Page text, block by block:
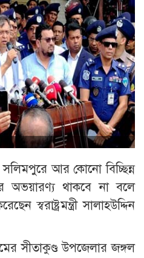
আর কোনো বিচ্ছিন্ন
অভয়ারণ্য থাকবে না বলে
স্বরাষ্ট্রমন্ত্রী সালাহউদ্দিন
সীতাকুণ্ড উপজেলার জঙ্গল